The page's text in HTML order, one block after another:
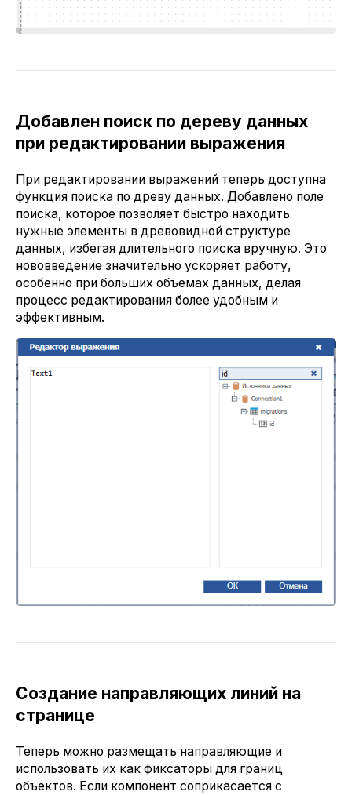
Добавлен поиск по дереву данных
при редактировании выражения
При редактировании выражений теперь доступна
функция поиска по древу данных. Добавлено поле
поиска, которое позволяет быстро находить
нужные элементы в древовидной структуре
данных, избегая длительного поиска вручную. Это
нововведение значительно ускоряет работу,
особенно при больших объемах данных, делая
процесс редактирования более удобным и
эффективным.
Создание направляющих линий на
странице
Теперь можно размещать направляющие и
использовать их как фиксаторы для границ
объектов. Если компонент соприкасается с